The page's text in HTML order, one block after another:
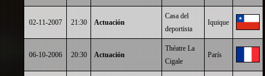
02-11-2007 21:30 Actuación
Casa del
deportista
Iquique
06-10-2006 20:30 Actuación
Théatre La
Cigale
París